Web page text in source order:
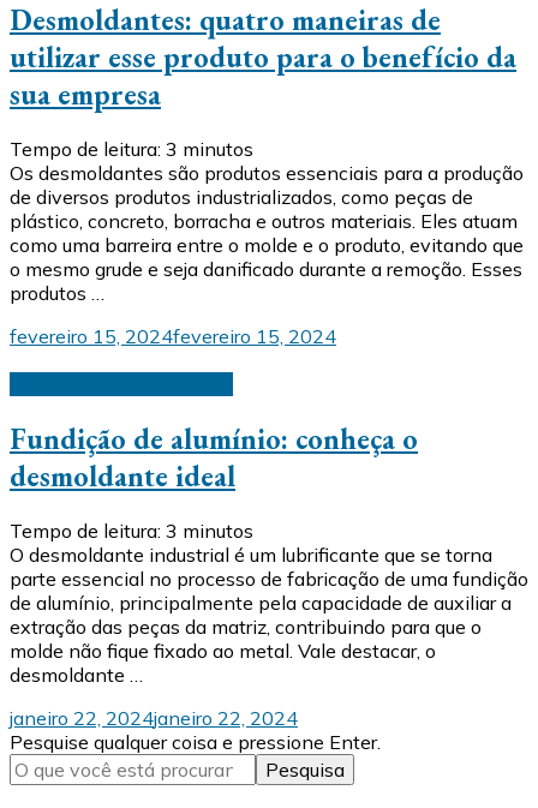
Desmoldantes: quatro maneiras de
utilizar esse produto para o benefício da
sua empresa
Tempo de leitura: 3 minutos
Os desmoldantes são produtos essenciais para a produção
de diversos produtos industrializados, como peças de
plástico, concreto, borracha e outros materiais. Eles atuam
como uma barreira entre o molde e o produto, evitando que
o mesmo grude e seja danificado durante a remoção. Esses
produtos …
fevereiro 15, 2024fevereiro 15, 2024
Fundição de alumínio: conheça o
desmoldante ideal
Tempo de leitura: 3 minutos
O desmoldante industrial é um lubrificante que se torna
parte essencial no processo de fabricação de uma fundição
de alumínio, principalmente pela capacidade de auxiliar a
extração das peças da matriz, contribuindo para que o
molde não fique fixado ao metal. Vale destacar, o
desmoldante …
janeiro 22, 2024janeiro 22, 2024
Procurando
algo?
Pesquise qualquer coisa e pressione Enter.